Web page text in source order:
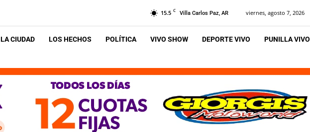
15.5 C Villa Carlos Paz, AR viernes, agosto 7, 2026
LA CIUDAD LOS HECHOS POLÍTICA VIVO SHOW DEPORTE VIVO PUNILLA VIVO